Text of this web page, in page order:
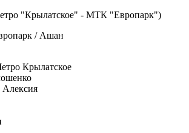
"Крылатское" - МТК "Европарк")
/ Ашан
Крылатское